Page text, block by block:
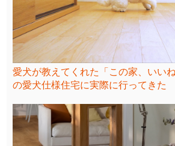
愛犬が教えてくれた「この家、いい
の愛犬仕様住宅に実際に行ってきた